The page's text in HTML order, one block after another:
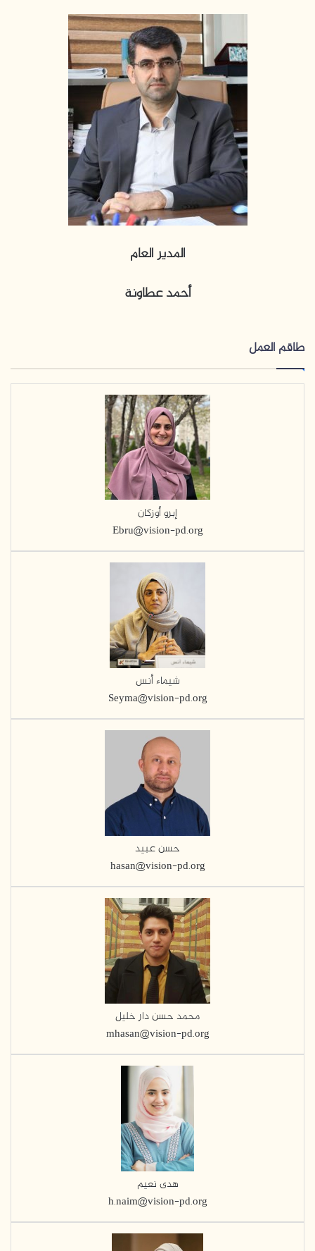
المدير العام
أحمد عطاونة
طاقم العمل
إبرو أوزكان
Ebru@vision-pd.org
شيماء أنس
Seyma@vision-pd.org
حسن عبيد
hasan@vision-pd.org
محمد حسن دار خليل
mhasan@vision-pd.org
هدى نعيم
h.naim@vision-pd.org